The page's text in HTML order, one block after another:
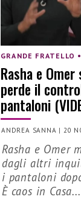
GRANDE FRATELLO
Rasha e
perde il
pantaloni
ANDREA SANNA |20
Rasha e Omer
dagli altri
i pantaloni
È caos in Casa...